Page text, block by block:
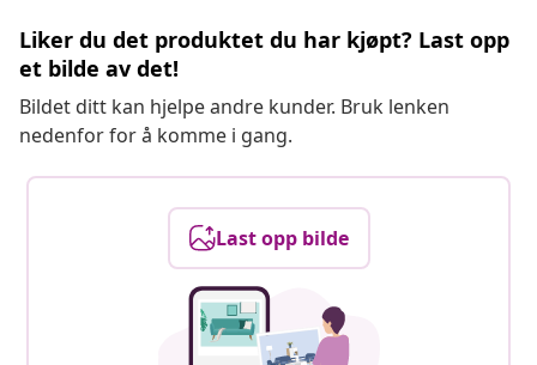
Liker du det produktet du har kjøpt? Last opp
et bilde av det!
Bildet ditt kan hjelpe andre kunder. Bruk lenken
nedenfor for å komme i gang.
Last opp bilde